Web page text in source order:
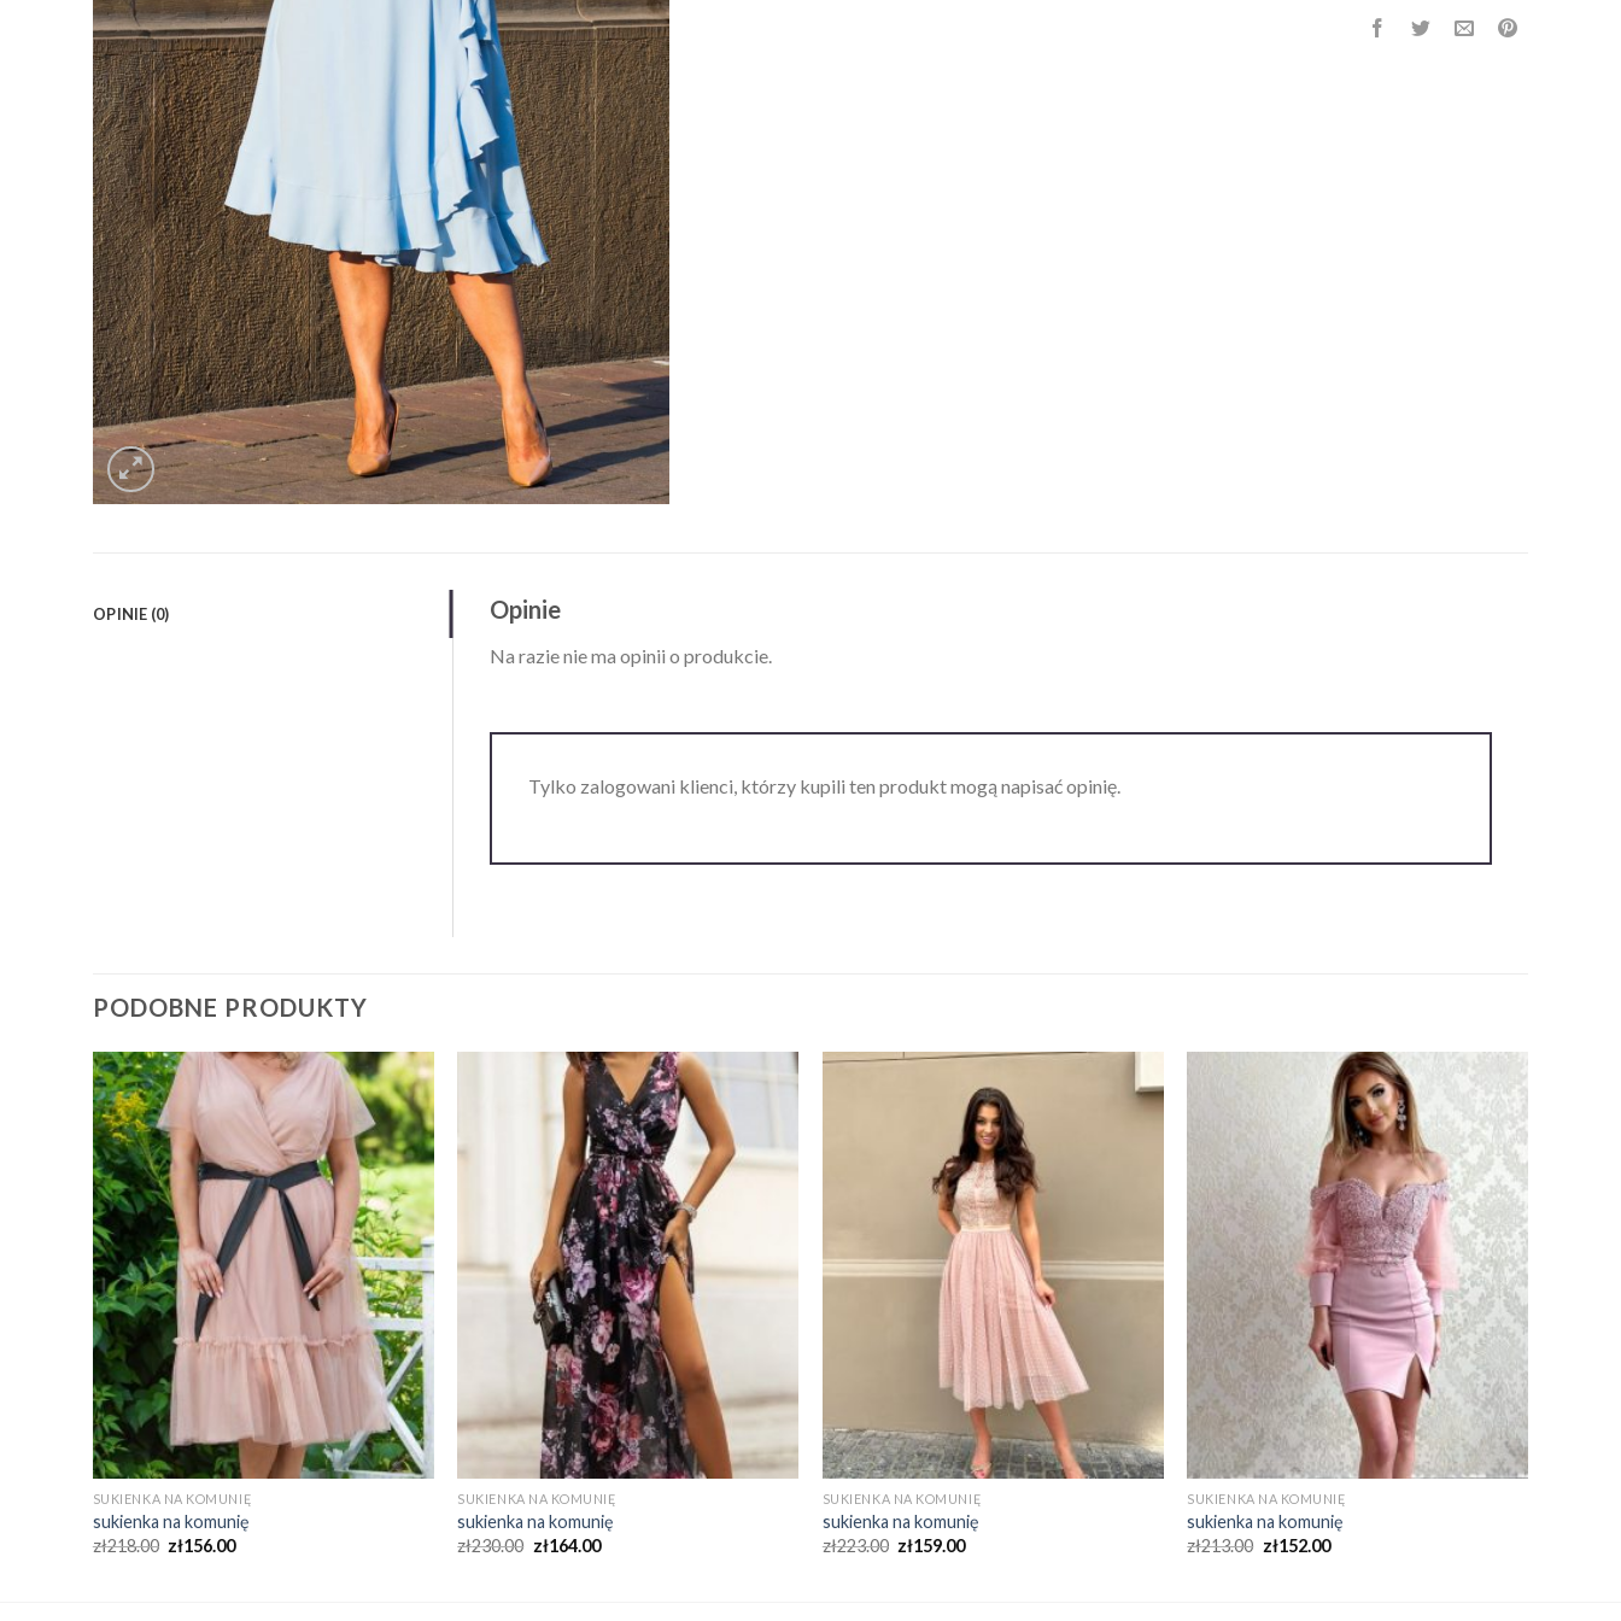
OPINIE (0) Opinie
Na razie nie ma opinii o produkcie.
Tylko zalogowani klienci, którzy kupili ten produkt mogą napisać opinię.
PODOBNE PRODUKTY
SUKIENKA NA KOMUNIĘ
sukienka na komunię
zł218.00 zł156.00
SUKIENKA NA KOMUNIĘ
sukienka na komunię
zł230.00 zł164.00
SUKIENKA NA KOMUNIĘ
sukienka na komunię
zł223.00 zł159.00
SUKIENKA NA KOMUNIĘ
sukienka na komunię
zł213.00 zł152.00